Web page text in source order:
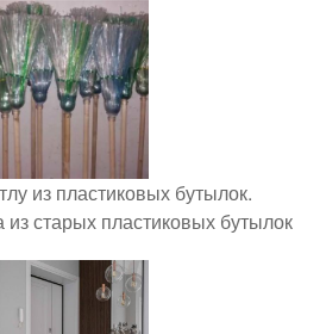
из пластиковых бутылок.
старых пластиковых бутылок